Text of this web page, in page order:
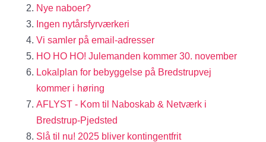
Nye naboer?
Ingen nytårsfyrværkeri
Vi samler på email-adresser
HO HO HO! Julemanden kommer 30. november
Lokalplan for bebyggelse på Bredstrupvej
kommer i høring
AFLYST - Kom til Naboskab & Netværk i
Bredstrup-Pjedsted
Slå til nu! 2025 bliver kontingentfrit